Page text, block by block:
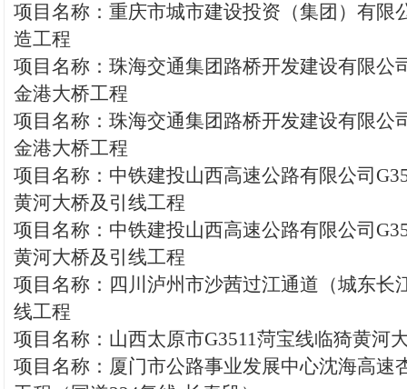
项目名称：重庆市城市建设投资（集团）有限
造工程
项目名称：珠海交通集团路桥开发建设有限公
金港大桥工程
项目名称：珠海交通集团路桥开发建设有限公
金港大桥工程
项目名称：中铁建投山西高速公路有限公司
黄河大桥及引线工程
项目名称：中铁建投山西高速公路有限公司
黄河大桥及引线工程
项目名称：四川泸州市沙茜过江通道（城东长
线工程
项目名称：山西太原市G3511菏宝线临猗黄河
项目名称：厦门市公路事业发展中心沈海高速